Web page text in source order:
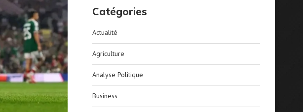
Catégories
Actualité
Agriculture
Analyse Politique
Business